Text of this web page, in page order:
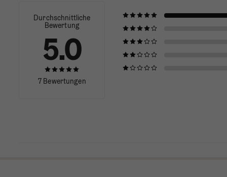
Durchschnittliche
Bewertung
5.0
7 Bewertungen